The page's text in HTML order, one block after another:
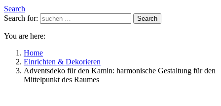
Search
Search for:
Search
You are here:
Home
Einrichten & Dekorieren
Adventsdeko für den Kamin: harmonische Gestaltung für den
Mittelpunkt des Raumes